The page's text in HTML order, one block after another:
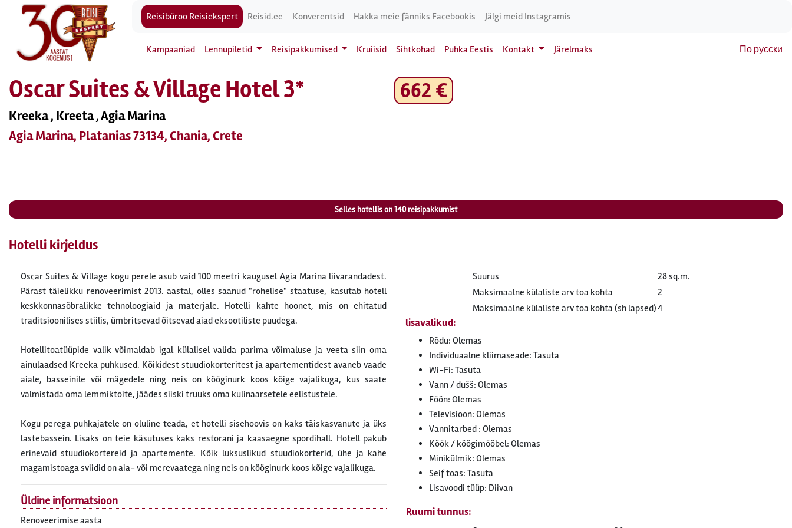
Reisibüroo Reisiekspert Reisid.ee Konverentsid Hakka meie fänniks Facebookis Jälgi meid Instagramis
Kampaaniad Lennupiletid Reisipakkumised Kruiisid Sihtkohad Puhka Eestis Kontakt Järelmaks По русски
Oscar Suites & Village Hotel 3*
Kreeka , Kreeta , Agia Marina
Agia Marina, Platanias 73134, Chania, Crete
662 €
Selles hotellis on140reisipakkumist
Hotelli kirjeldus
Oscar Suites & Village kogu perele asub vaid 100 meetri kaugusel Agia Marina liivarandadest.
Pärast täielikku renoveerimist 2013. aastal, olles saanud "rohelise" staatuse, kasutab hotell
keskkonnasõbralikke tehnoloogiaid ja materjale. Hotelli kahte hoonet, mis on ehitatud
traditsioonilises stiilis, ümbritsevad õitsevad aiad eksootiliste puudega.
Hotellitoatüüpide valik võimaldab igal külalisel valida parima võimaluse ja veeta siin oma
ainulaadsed Kreeka puhkused. Kõikidest stuudiokorteritest ja apartementidest avaneb vaade
aiale, basseinile või mägedele ning neis on kööginurk koos kõige vajalikuga, kus saate
valmistada oma lemmiktoite, jäädes siiski truuks oma kulinaarsetele eelistustele.
Kogu perega puhkajatele on oluline teada, et hotelli sisehoovis on kaks täiskasvanute ja üks
lastebassein. Lisaks on teie käsutuses kaks restorani ja kaasaegne spordihall. Hotell pakub
erinevaid stuudiokortereid ja apartemente. Kõik luksuslikud stuudiokorterid, ühe ja kahe
magamistoaga sviidid on aia- või merevaatega ning neis on kööginurk koos kõige vajalikuga.
Üldine informatsioon
Renoveerimise aasta
Suurus
28 sq.m.
Maksimaalne külaliste arv toa kohta
2
Maksimaalne külaliste arv toa kohta (sh lapsed)4
lisavalikud:
Rõdu: Olemas
Individuaalne kliimaseade: Tasuta
Wi-Fi: Tasuta
Vann / dušš: Olemas
Föön: Olemas
Televisioon: Olemas
Vannitarbed : Olemas
Köök / köögimööbel: Olemas
Minikülmik: Olemas
Seif toas: Tasuta
Lisavoodi tüüp: Diivan
Ruumi tunnus: